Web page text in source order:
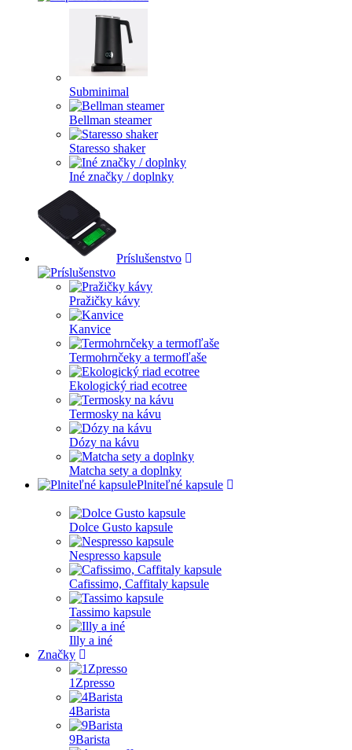
Subminimal
Bellman steamer
Staresso shaker
Iné značky / doplnky
Príslušenstvo
Pražičky kávy
Kanvice
Termohrnčeky a termofľaše
Ekologický riad ecotree
Termosky na kávu
Dózy na kávu
Matcha sety a doplnky
Plniteľné kapsule
Dolce Gusto kapsule
Nespresso kapsule
Cafissimo, Caffitaly kapsule
Tassimo kapsule
Illy a iné
Značky
1Zpresso
4Barista
9Barista